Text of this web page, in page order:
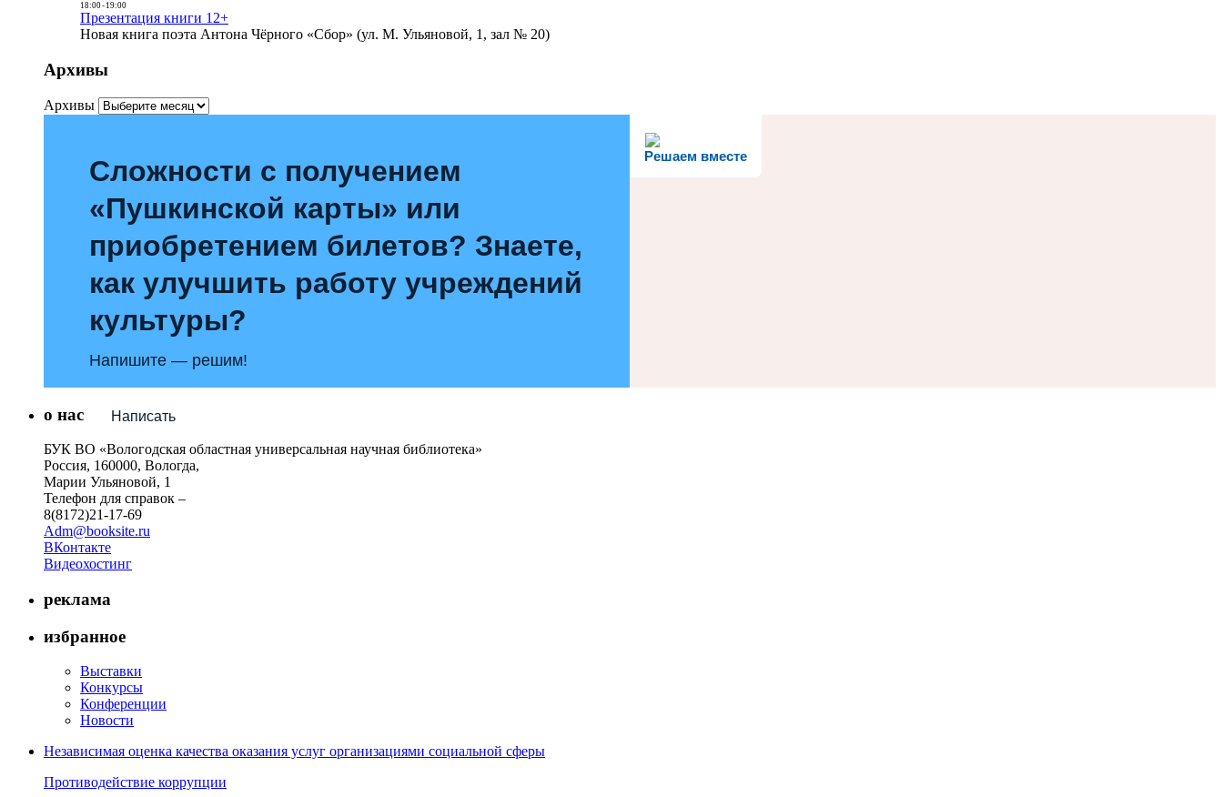
18:00- 19:00
Презентация книги 12+
Новая книга поэта Антона Чёрного «Сбор» (ул. М. Ульяновой, 1, зал № 20)
Архивы
Архивы
Решаем вместе
Сложности с получением
«Пушкинской карты» или
приобретением билетов? Знаете,
как улучшить работу учреждений
культуры?
Напишите — решим!
Написать
о нас
БУК ВО «Вологодская областная универсальная научная библиотека»
Россия, 160000, Вологда,
Марии Ульяновой, 1
Телефон для справок –
8(8172)21-17-69
Adm@booksite.ru
ВКонтакте
Видеохостинг
реклама
избранное
Выставки
Конкурсы
Конференции
Новости
Независимая оценка качества оказания услуг организациями социальной сферы
Противодействие коррупции